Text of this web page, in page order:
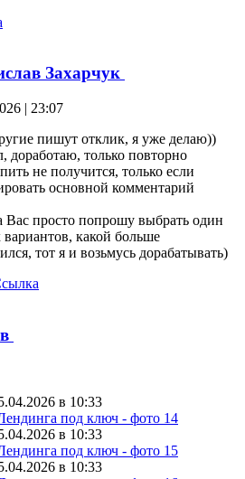
Захарчук
| 23:07
пишут отклик, я уже делаю))
доработаю, только повторно
не получится, только если
основной комментарий
Вас просто попрошу выбрать один
вариантов, какой больше
тот я и возьмусь дорабатывать)
в 10:33
в 10:33
в 10:33